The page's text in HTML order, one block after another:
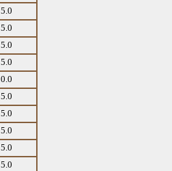
5.0
5.0
5.0
5.0
0.0
5.0
5.0
5.0
5.0
5.0